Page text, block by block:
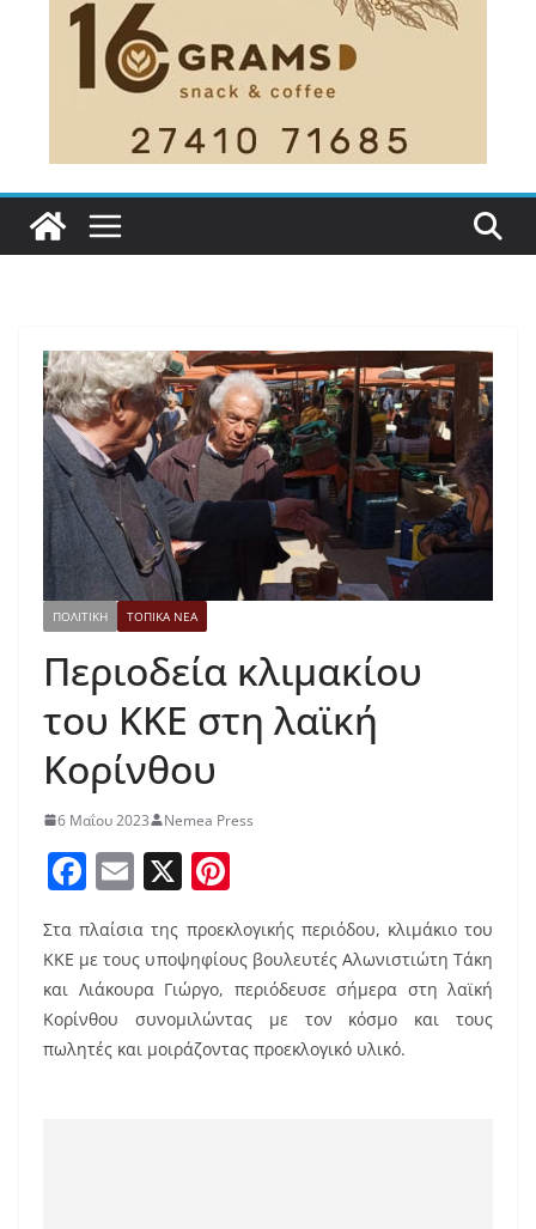
ΠΟΛΙΤΙΚΗ ΤΟΠΙΚΑ ΝΕΑ
Περιοδεία κλιμακίου
του ΚΚΕ στη λαϊκή
Κορίνθου
6 Μαΐου 2023 Nemea Press
F
a
c
e
b
o
E
ai
l
X
nt
er
e
st
Στα πλαίσια της προεκλογικής περιόδου, κλιμάκιο του
ΚΚΕ με τους υποψηφίους βουλευτές Αλωνιστιώτη Τάκη
και Λιάκουρα Γιώργο, περιόδευσε σήμερα στη λαϊκή
Κορίνθου συνομιλώντας με τον κόσμο και τους
πωλητές και μοιράζοντας προεκλογικό υλικό.